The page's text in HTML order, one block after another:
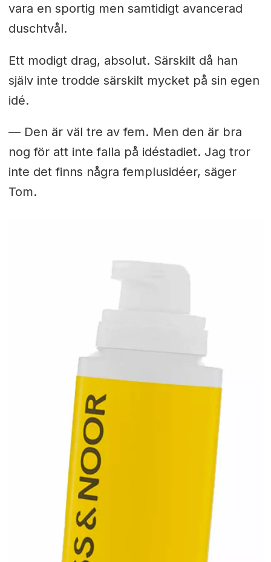
vara en sportig men samtidigt avancerad
duschtvål.
Ett modigt drag, absolut. Särskilt då han
själv inte trodde särskilt mycket på sin egen
idé.
— Den är väl tre av fem. Men den är bra
nog för att inte falla på idéstadiet. Jag tror
inte det finns några femplusidéer, säger
Tom.